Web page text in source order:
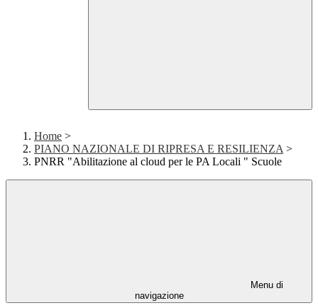
Home >
PIANO NAZIONALE DI RIPRESA E RESILIENZA >
PNRR "Abilitazione al cloud per le PA Locali " Scuole
Menu di
navigazione